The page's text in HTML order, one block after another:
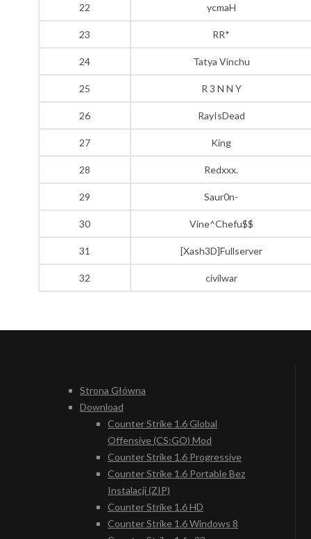
22 ycmaH
23 RR*
24 Tatya Vinchu
25 R 3 N N Y
26 RayIsDead
27 King
28 Redxxx.
29 Saur0n-
30 Vine^Chefu$$
31 [Xash3D]Fullserver
32 civilwar
Strona Główna
Download
Counter Strike 1.6 Global
Offensive (CS:GO) Mod
Counter Strike 1.6 Progressive
Counter Strike 1.6 Portable Bez
Instalacji (ZIP)
Counter Strike 1.6 HD
Counter Strike 1.6 Windows 8